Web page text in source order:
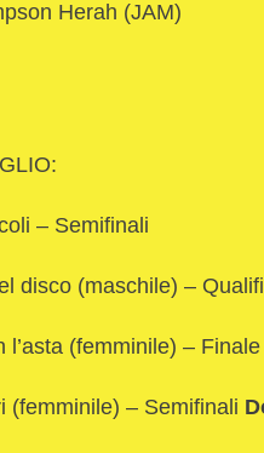
Herah (JAM)
– Semifinali
disco (maschile) –
l’asta (femminile) – Finale
(femminile) – Semifinali